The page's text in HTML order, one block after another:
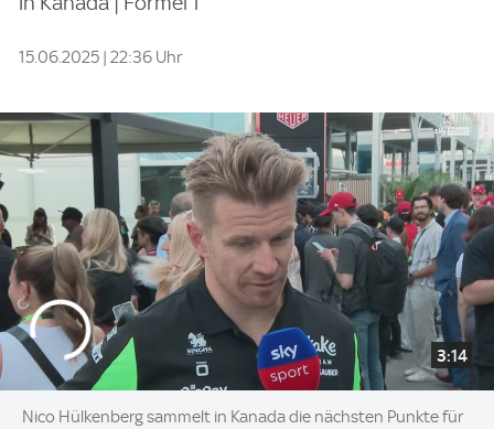
15.06.2025 | 22:36 Uhr
3:14
Nico Hülkenberg sammelt in Kanada die nächsten Punkte für